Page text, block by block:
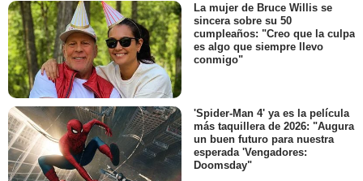
La mujer de Bruce Willis se
sincera sobre su 50
cumpleaños: "Creo que la culpa
es algo que siempre llevo
conmigo"
'Spider-Man 4' ya es la película
más taquillera de 2026: "Augura
un buen futuro para nuestra
esperada 'Vengadores:
Doomsday"